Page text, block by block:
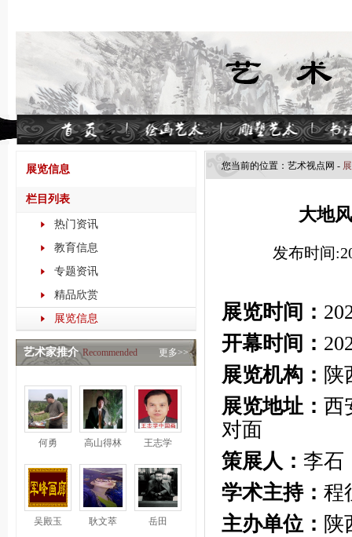
展览信息
栏目列表
热门资讯
教育信息
专题资讯
精品欣赏
展览信息
艺术家推介 Recommended 更多>>
何勇 高山得林 王志学
吴殿玉 耿文萃 岳田
您当前的位置： 艺术视点​网 -
大地
发布时间
展览时间：
开幕时间：
展览机构： 陕
展览地址： 西
对面
策展人： 李石
学术主持： 程
主办单位： 陕